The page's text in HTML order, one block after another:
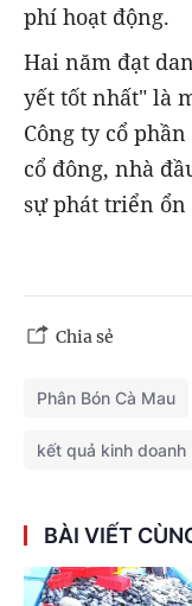
phí hoạt động.
Hai năm đạt
yết tốt nhất" là
Công ty cổ
cổ đông, nhà
sự phát triển
Chia sẻ
Phân Bón Cà Mau
kết quả kinh doanh
BÀI VIẾT